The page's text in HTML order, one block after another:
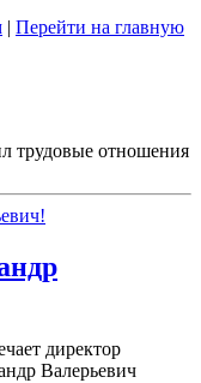
| Перейти на главную
трудовые отношения
директор
Валерьевич